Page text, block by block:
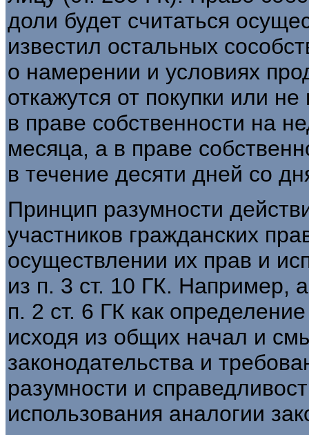
доли будет считаться
известил остальных
о намерении и условиях
откажутся от покупки или
в праве собственности на
месяца, а в праве
в течение десяти дней со
Принцип разумности
участников гражданских
осуществлении их прав и
из п. 3 ст. 10 ГК. Например,
п. 2 ст. 6 ГК как
исходя из общих начал и
законодательства и
разумности и
использования аналогии